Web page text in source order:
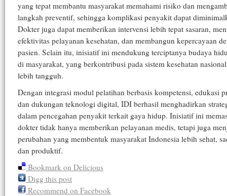
yang tepat membantu masyarakat memahami risiko dan
langkah preventif, sehingga komplikasi penyakit dapat
Dokter juga dapat memberikan intervensi lebih tepat sasaran,
efektivitas pelayanan kesehatan, dan membangun kepercayaan
pasien. Selain itu, inisiatif ini mendukung terciptanya budaya
di masyarakat, yang berkontribusi pada sistem kesehatan
lebih tangguh.
Dengan integrasi modul pelatihan berbasis kompetensi, edukasi
dan dukungan teknologi digital, IDI berhasil menghadirkan
dalam pencegahan penyakit terkait gaya hidup. Inisiatif ini
dokter tidak hanya memberikan pelayanan medis, tetapi juga
perubahan yang membentuk masyarakat Indonesia lebih sehat,
dan produktif.
Bookmark on Delicious
Digg this post
Recommend on Facebook